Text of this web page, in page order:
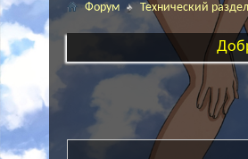
Форум Технический раздел